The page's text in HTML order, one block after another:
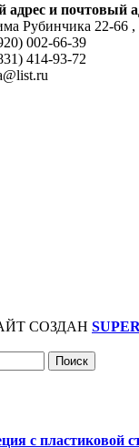
адрес и почтовый
Рубинчика 22-66 ,
002-66-39
414-93-72
СОЗДАН
Поиск